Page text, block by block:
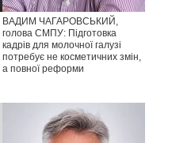
ВАДИМ ЧАГАРОВСЬКИЙ,
голова СМПУ: Підготовка
кадрів для молочної галузі
потребує не косметичних змін,
а повної реформи